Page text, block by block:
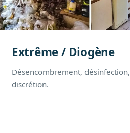
Extrême / Diogène
Désencombrement, désinfection,
discrétion.